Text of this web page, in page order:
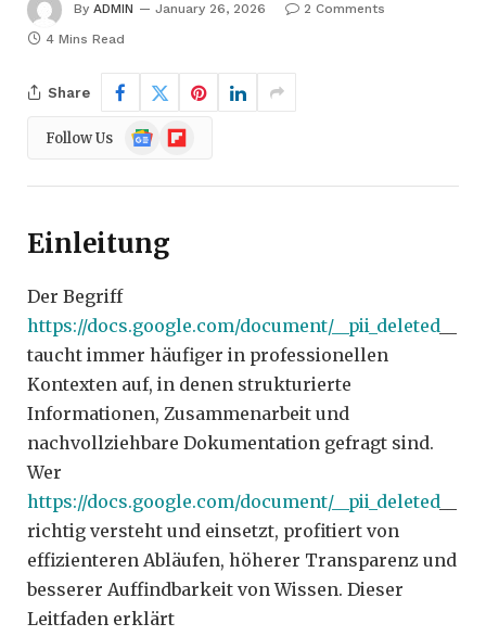
By ADMIN January 26, 2026
2 Comments
4 Mins Read
Share
Follow Us
Google
News
Flipboard
Einleitung
Der Begriff
https://docs.google.com/document/__pii_deleted__
taucht immer häufiger in professionellen
Kontexten auf, in denen strukturierte
Informationen, Zusammenarbeit und
nachvollziehbare Dokumentation gefragt sind.
Wer
https://docs.google.com/document/__pii_deleted__
richtig versteht und einsetzt, profitiert von
effizienteren Abläufen, höherer Transparenz und
besserer Auffindbarkeit von Wissen. Dieser
Leitfaden erklärt